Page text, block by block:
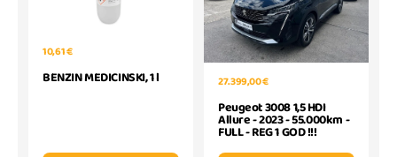
10,61 €
BENZIN MEDICINSKI, 1 l 27.399,00 €
Peugeot 3008 1,5 HDI
Allure - 2023 - 55.000km -
FULL - REG 1 GOD !!!